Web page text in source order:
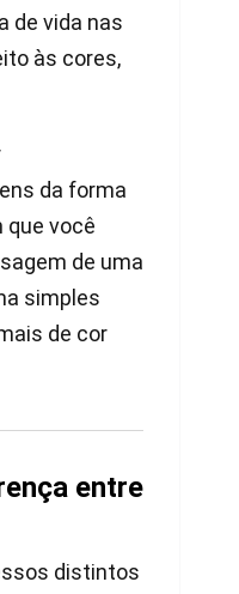
de vida nas
às cores,
da forma
que você
de uma
simples
de cor
entre
distintos